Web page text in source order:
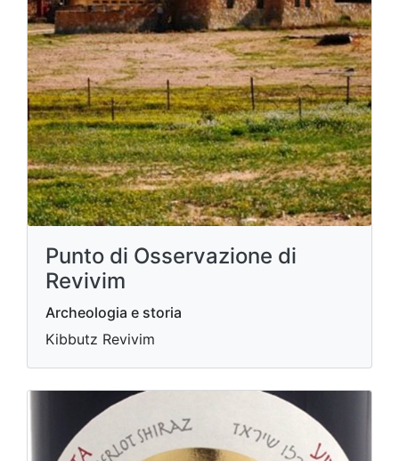
Punto di Osservazione di
Revivim
Archeologia e storia
Kibbutz Revivim